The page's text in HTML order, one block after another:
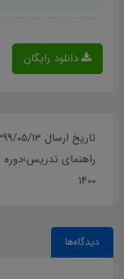
دانلود رایگان
1400
دیدگاه‌ها